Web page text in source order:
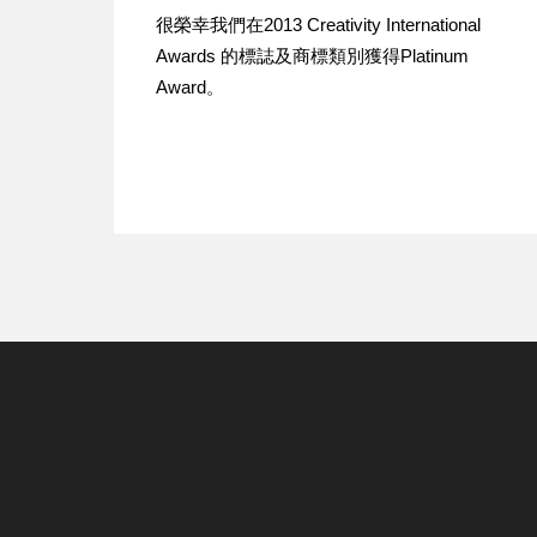
很榮幸我們在2013 Creativity International
Awards 的標誌及商標類別獲得Platinum
Award。